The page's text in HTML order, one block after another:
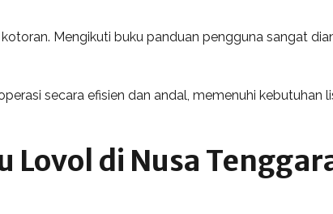
Mengikuti buku panduan pengguna sangat
secara efisien dan andal, memenuhi kebutuhan
Lovol di Nusa